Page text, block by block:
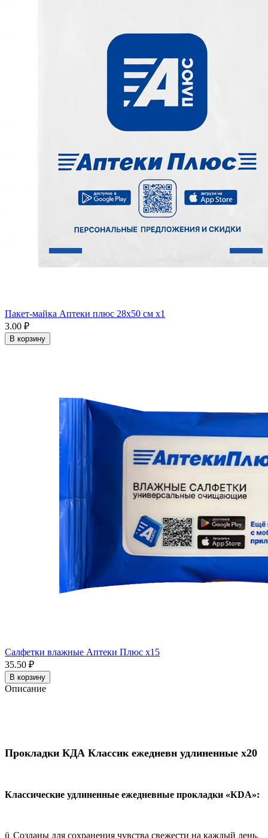
Пакет-майка Аптеки плюс 28х50 см x1
3.00 ₽
В корзину
Салфетки влажные Аптеки Плюс x15
35.50 ₽
В корзину
Описание
Прокладки КДА Классик ежедневн удлиненные x20
Классические удлиненные ежедневные прокладки «КDA»:
ü , Созданы для сохранения чувства свежести на каждый день,